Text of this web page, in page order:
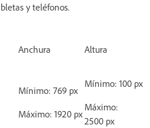
y teléfonos.
Anchura Altura
Mínimo: 769 px
Máximo: 1920 px
Mínimo: 100 px
Máximo:
2500 px